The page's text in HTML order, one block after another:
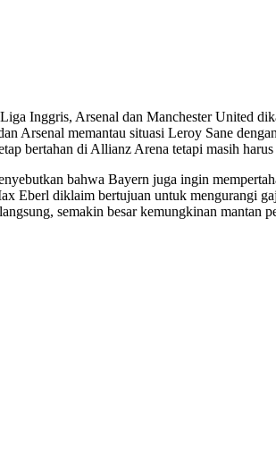
Inggris, Arsenal dan Manchester United
Arsenal memantau situasi Leroy Sane
bertahan di Allianz Arena tetapi masih
bahwa Bayern juga ingin
Eberl diklaim bertujuan untuk mengurangi
semakin besar kemungkinan mantan